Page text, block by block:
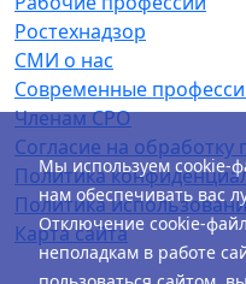
Ростехнадзор
СМИ о нас
Современные
Членам СРО
Согласие на
Политика
Политика
Карта сайта
Мы используем cookie-
нам обеспечивать вас
Отключение cookie-
неполадкам в работе